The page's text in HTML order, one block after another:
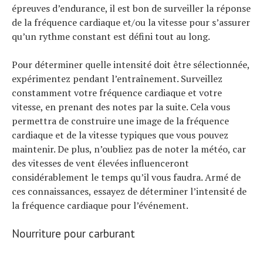
épreuves d’endurance, il est bon de surveiller la réponse
de la fréquence cardiaque et/ou la vitesse pour s’assurer
qu’un rythme constant est défini tout au long.
Pour déterminer quelle intensité doit être sélectionnée,
expérimentez pendant l’entraînement. Surveillez
constamment votre fréquence cardiaque et votre
vitesse, en prenant des notes par la suite. Cela vous
permettra de construire une image de la fréquence
cardiaque et de la vitesse typiques que vous pouvez
maintenir. De plus, n’oubliez pas de noter la météo, car
des vitesses de vent élevées influenceront
considérablement le temps qu’il vous faudra. Armé de
ces connaissances, essayez de déterminer l’intensité de
la fréquence cardiaque pour l’événement.
Nourriture pour carburant